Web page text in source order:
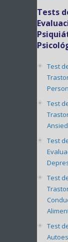
Tests
Test
Test
Test
Test
Test